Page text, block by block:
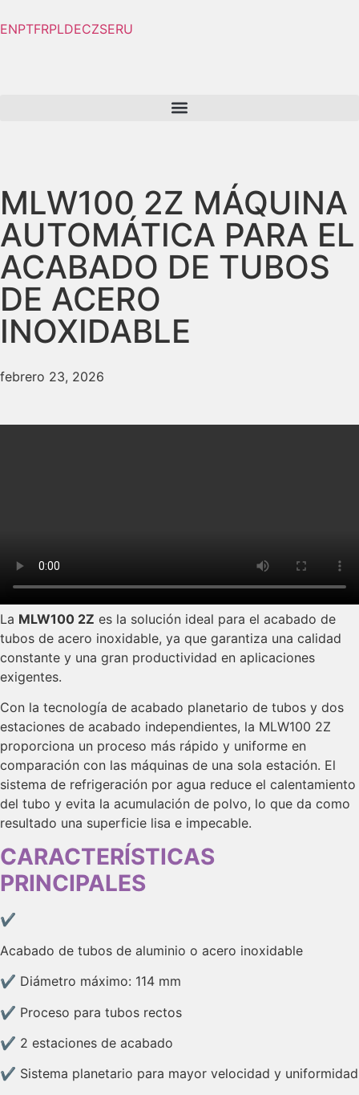
ENPTFRPLDECZSERU
MLW100 2Z MÁQUINA
AUTOMÁTICA PARA EL
ACABADO DE TUBOS
DE ACERO
INOXIDABLE
febrero 23, 2026
La MLW100 2Z es la solución ideal para el acabado de
tubos de acero inoxidable, ya que garantiza una calidad
constante y una gran productividad en aplicaciones
exigentes.
Con la tecnología de acabado planetario de tubos y dos
estaciones de acabado independientes, la MLW100 2Z
proporciona un proceso más rápido y uniforme en
comparación con las máquinas de una sola estación. El
sistema de refrigeración por agua reduce el calentamiento
del tubo y evita la acumulación de polvo, lo que da como
resultado una superficie lisa e impecable.
CARACTERÍSTICAS
PRINCIPALES
✔
Acabado de tubos de aluminio o acero inoxidable
✔ Diámetro máximo: 114 mm
✔ Proceso para tubos rectos
✔ 2 estaciones de acabado
✔ Sistema planetario para mayor velocidad y uniformidad